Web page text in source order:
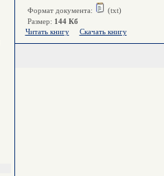
Формат документа:
(txt)
Размер: 144 Кб
Читать книгу
Скачать книгу